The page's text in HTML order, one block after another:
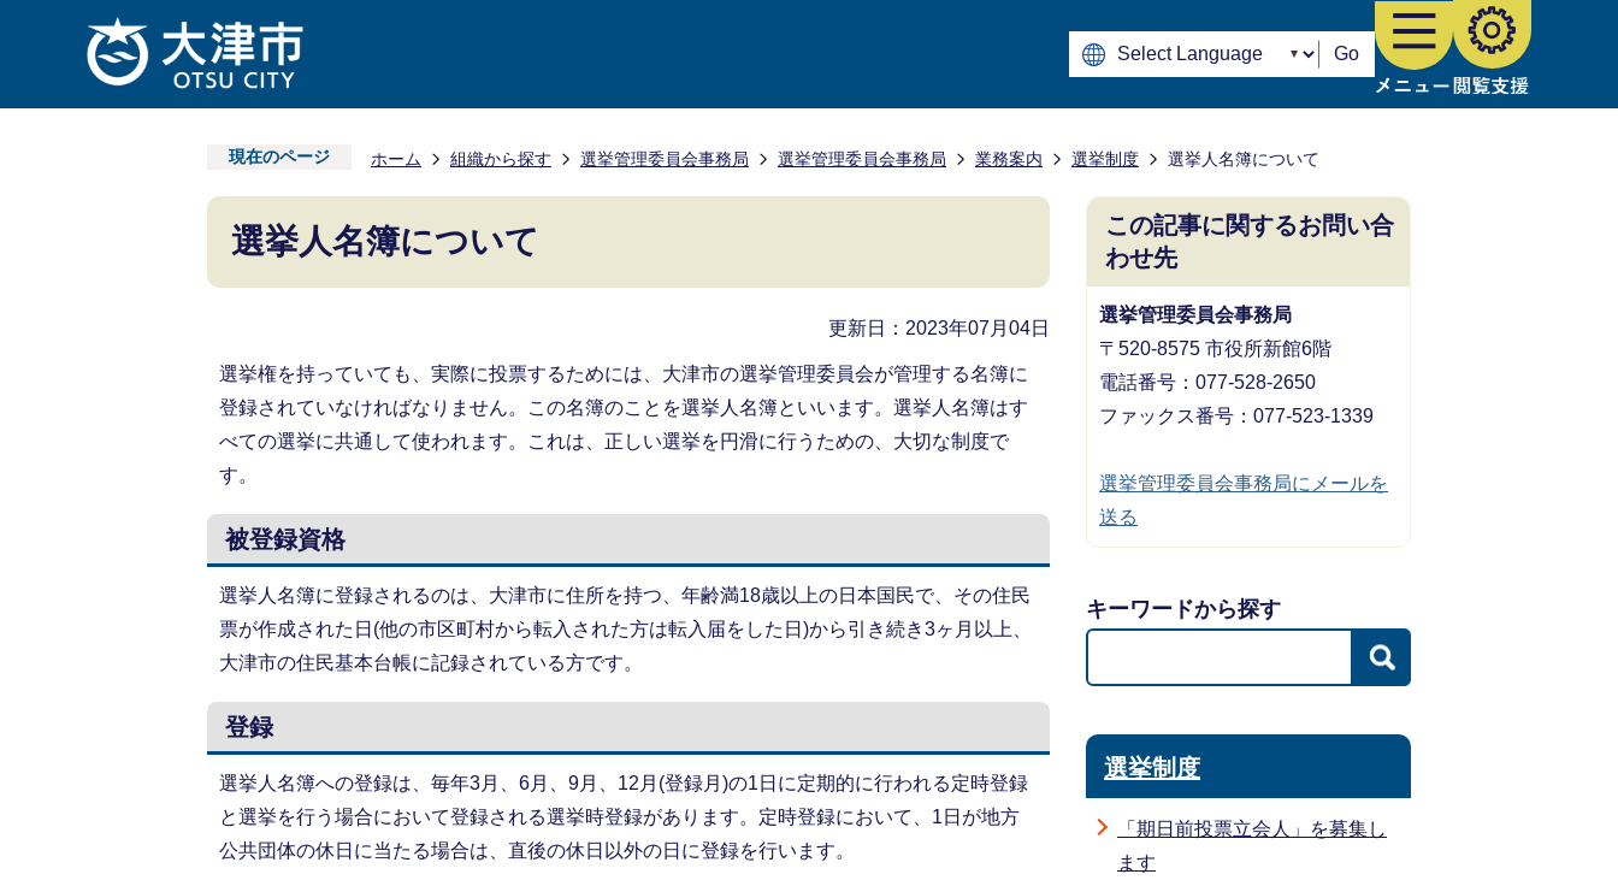
Go
現在のページ ホーム 組織から探す 選挙管理委員会事務局 選挙管理委員会事務局 業務案内 選挙制度 選挙人名簿について
選挙人名簿について
更新日：2023年07月04日
選挙権を持っていても、実際に投票するためには、大津市の選挙管理委員会が管理する名簿に
登録されていなければなりません。この名簿のことを選挙人名簿といいます。選挙人名簿はす
べての選挙に共通して使われます。これは、正しい選挙を円滑に行うための、大切な制度で
す。
被登録資格
選挙人名簿に登録されるのは、大津市に住所を持つ、年齢満18歳以上の日本国民で、その住民
票が作成された日(他の市区町村から転入された方は転入届をした日)から引き続き3ヶ月以上、
大津市の住民基本台帳に記録されている方です。
登録
選挙人名簿への登録は、毎年3月、6月、9月、12月(登録月)の1日に定期的に行われる定時登録
と選挙を行う場合において登録される選挙時登録があります。定時登録において、1日が地方
公共団体の休日に当たる場合は、直後の休日以外の日に登録を行います。
この記事に関するお問い合
わせ先
選挙管理委員会事務局
〒520-8575 市役所新館6階
電話番号：077-528-2650
ファックス番号：077-523-1339
選挙管理委員会事務局にメールを
送る
キーワードから探す
選挙制度
「期日前投票立会人」を募集し
ます